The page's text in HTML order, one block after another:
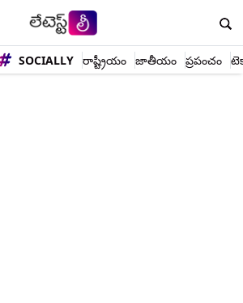
SOCIALLY రాష్ట్రీయం జాతీయం ప్రపంచం